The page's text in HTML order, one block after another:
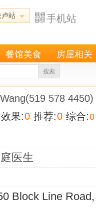
卢站 手机站
餐馆美食 房屋相关
搜索
578 4450)
效果:0 推荐:0 综合:0
医生
Block Line